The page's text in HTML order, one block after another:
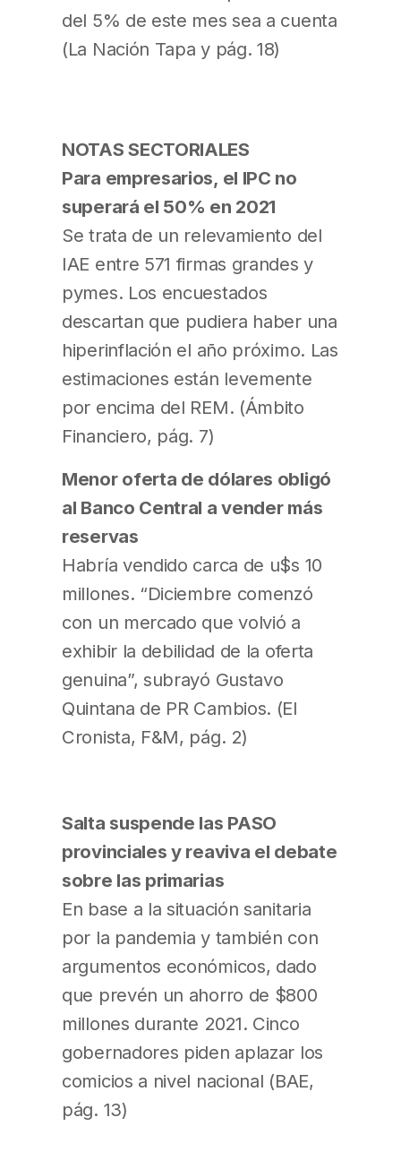
del 5% de este mes sea a cuenta
(La Nación Tapa y pág. 18)
NOTAS SECTORIALES
Para empresarios, el IPC no
superará el 50% en 2021
Se trata de un relevamiento del
IAE entre 571 firmas grandes y
pymes. Los encuestados
descartan que pudiera haber una
hiperinflación el año próximo. Las
estimaciones están levemente
por encima del REM. (Ámbito
Financiero, pág. 7)
Menor oferta de dólares obligó
al Banco Central a vender más
reservas
Habría vendido carca de u$s 10
millones. “Diciembre comenzó
con un mercado que volvió a
exhibir la debilidad de la oferta
genuina”, subrayó Gustavo
Quintana de PR Cambios. (El
Cronista, F&M, pág. 2)
Salta suspende las PASO
provinciales y reaviva el debate
sobre las primarias
En base a la situación sanitaria
por la pandemia y también con
argumentos económicos, dado
que prevén un ahorro de $800
millones durante 2021. Cinco
gobernadores piden aplazar los
comicios a nivel nacional (BAE,
pág. 13)